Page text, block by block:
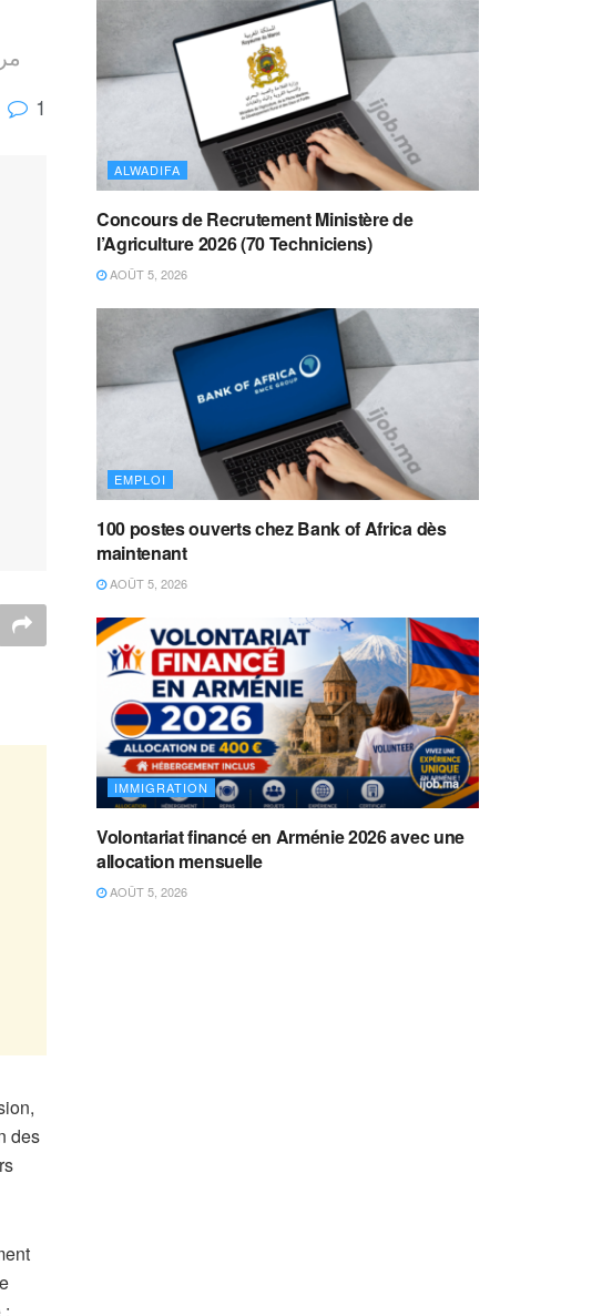
1
des
:
ALWADIFA
Concours de Recrutement Ministère de
l’Agriculture 2026 (70 Techniciens)
AOÛT 5, 2026
EMPLOI
100 postes ouverts chez Bank of Africa dès
maintenant
AOÛT 5, 2026
IMMIGRATION
Volontariat financé en Arménie 2026 avec une
allocation mensuelle
AOÛT 5, 2026